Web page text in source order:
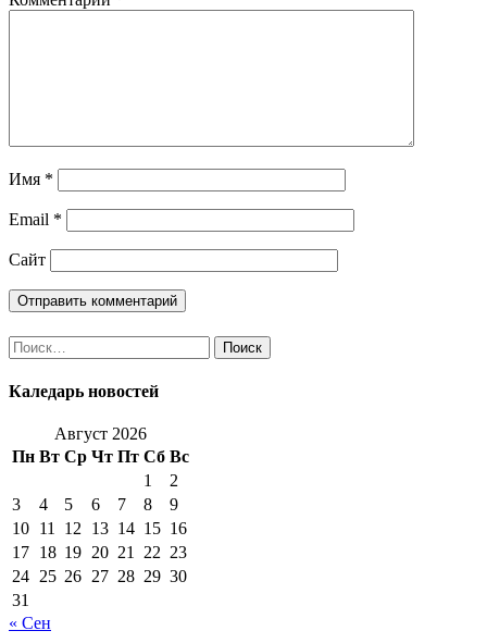
Имя *
Email *
Сайт
Найти:
Каледарь новостей
Август 2026
Пн Вт Ср Чт Пт Сб Вс
1
2
3
4 5 6 7 8
9
10 11 12 13 14 15 16
17 18 19 20 21 22 23
24 25 26 27 28 29 30
31
« Сен